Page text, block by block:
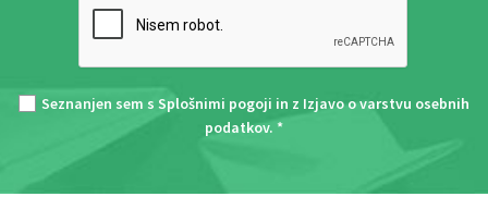
Seznanjen sem s Splošnimi pogoji in z Izjavo o varstvu osebnih
podatkov. *